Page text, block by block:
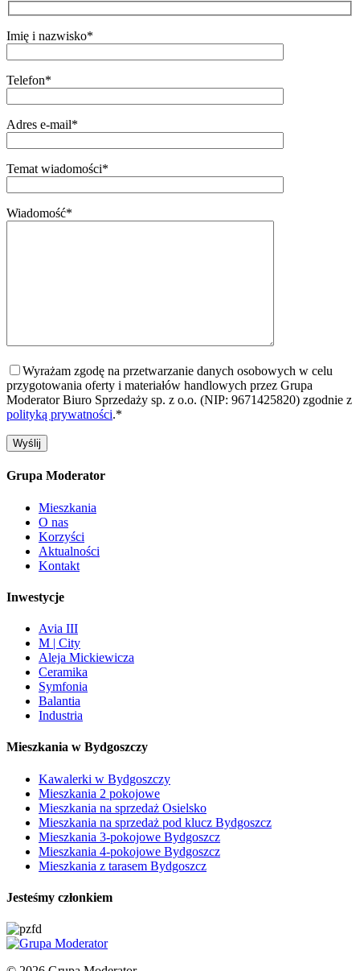
Imię i nazwisko*
Telefon*
Adres e-mail*
Temat wiadomości*
Wiadomość*
Wyrażam zgodę na przetwarzanie danych osobowych w celu
przygotowania oferty i materiałów handlowych przez Grupa
Moderator Biuro Sprzedaży sp. z o.o. (NIP: 9671425820) zgodnie z
polityką prywatności.*
Grupa Moderator
Mieszkania
O nas
Korzyści
Aktualności
Kontakt
Inwestycje
Avia III
M | City
Aleja Mickiewicza
Ceramika
Symfonia
Balantia
Industria
Mieszkania w Bydgoszczy
Kawalerki w Bydgoszczy
Mieszkania 2 pokojowe
Mieszkania na sprzedaż Osielsko
Mieszkania na sprzedaż pod klucz Bydgoszcz
Mieszkania 3-pokojowe Bydgoszcz
Mieszkania 4-pokojowe Bydgoszcz
Mieszkania z tarasem Bydgoszcz
Jesteśmy członkiem